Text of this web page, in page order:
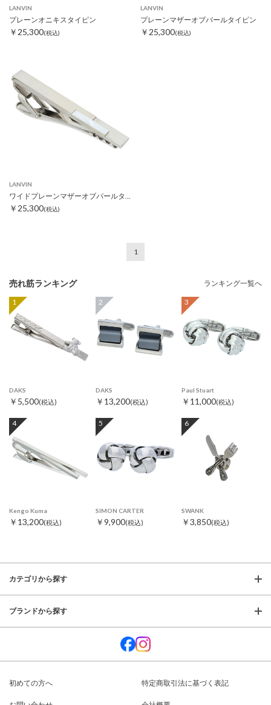
LANVIN
プレーンオニキスタイピン
￥25,300(税込)
LANVIN
プレーンマザーオブパールタイピン
￥25,300(税込)
LANVIN
ワイドプレーンマザーオブパールタイピン
￥25,300(税込)
1
売れ筋ランキング ランキング一覧へ
1
DAKS
￥5,500(税込)
2
DAKS
￥13,200(税込)
3
Paul Stuart
￥11,000(税込)
4
Kengo Kuma
￥13,200(税込)
5
SIMON CARTER
￥9,900(税込)
6
SWANK
￥3,850(税込)
カテゴリから探す
ブランドから探す
初めての方へ 特定商取引法に基づく表記